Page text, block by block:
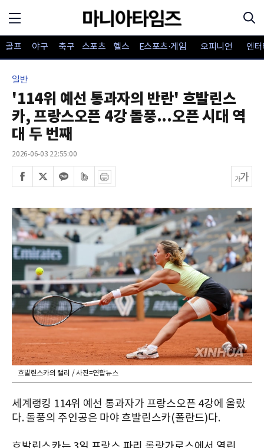
골프 야구 축구 스포츠 헬스 E스포츠·게임 오피니언 엔
일반
'114위 예선 통과자의 반란' 흐발린스
카, 프랑스오픈 4강 돌풍...오픈 시대 역
대 두 번째
2026-06-03 22:55:00
흐발린스카의 랠리 / 사진=연합뉴스
세계랭킹 114위 예선 통과자가 프랑스오픈 4강에 올랐
다. 돌풍의 주인공은 마야 흐발린스카(폴란드)다.